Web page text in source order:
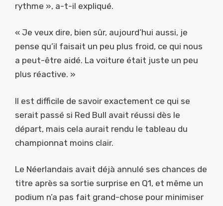
rythme », a-t-il expliqué.
« Je veux dire, bien sûr, aujourd’hui aussi, je
pense qu’il faisait un peu plus froid, ce qui nous
a peut-être aidé. La voiture était juste un peu
plus réactive. »
Il est difficile de savoir exactement ce qui se
serait passé si Red Bull avait réussi dès le
départ, mais cela aurait rendu le tableau du
championnat moins clair.
Le Néerlandais avait déjà annulé ses chances de
titre après sa sortie surprise en Q1, et même un
podium n’a pas fait grand-chose pour minimiser